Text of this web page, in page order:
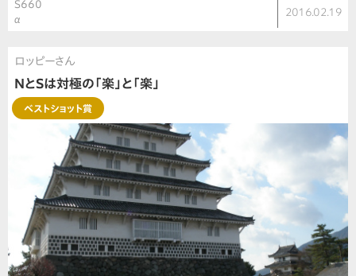
S660
α
2016.02.19
ロッピーさん
NとSは対極の「楽」と「楽」
ベストショット賞